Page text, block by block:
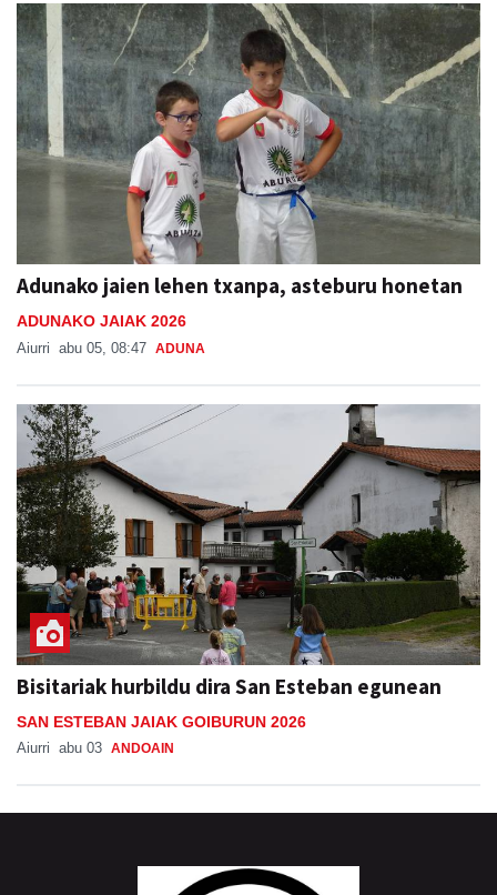
Adunako jaien lehen txanpa, asteburu honetan
ADUNAKO JAIAK 2026
Aiurri abu 05, 08:47 ADUNA
Bisitariak hurbildu dira San Esteban egunean
SAN ESTEBAN JAIAK GOIBURUN 2026
Aiurri abu 03 ANDOAIN